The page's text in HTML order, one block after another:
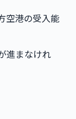
空港の受入能
進まなけれ